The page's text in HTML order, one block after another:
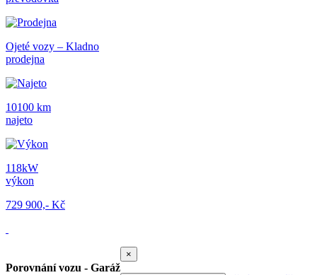
Ojeté vozy – Kladno
prodejna
10100 km
najeto
118kW
výkon
729 900,- Kč
Porovnání vozu - Garáž
×